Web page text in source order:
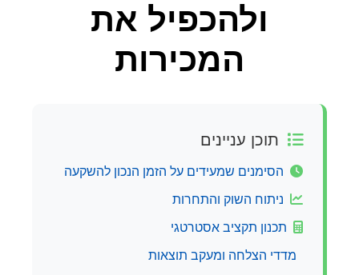
ולהכפיל את
המכירות
תוכן עניינים
הסימנים שמעידים על הזמן הנכון להשקעה
ניתוח השוק והתחרות
תכנון תקציב אסטרטגי
מדדי הצלחה ומעקב תוצאות